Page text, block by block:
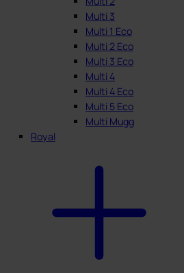
Multi 3
Multi 1 Eco
Multi 2 Eco
Multi 3 Eco
Multi 4
Multi 4 Eco
Multi 5 Eco
Multi Mugg
Royal